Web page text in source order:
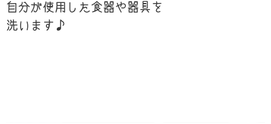
自分が使用した食器や器具を
洗います♪